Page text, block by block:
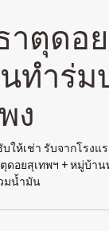
าตุดอ
ทำร่ม
ง
ให้เช่า รับจากโรงแ
ดอยสุเทพฯ + หมู่บ้า
มน้ำมัน